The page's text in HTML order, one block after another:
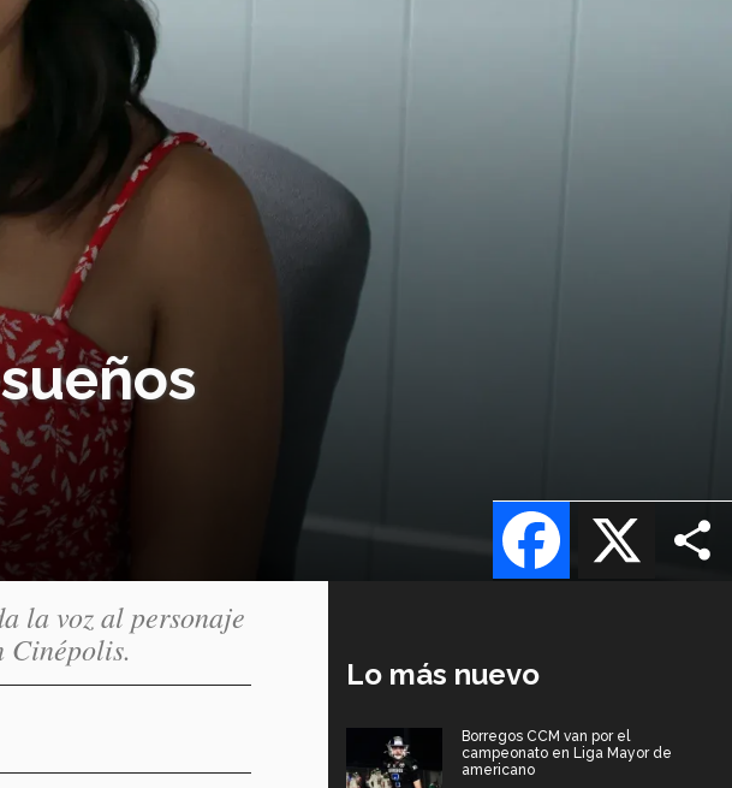
X
Facebook
la voz al personaje
Cinépolis.
Lo más nuevo
Borregos CCM van por el
campeonato en Liga Mayor de
americano